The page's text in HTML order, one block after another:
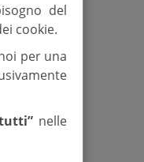
del
cookie.
per una
nelle